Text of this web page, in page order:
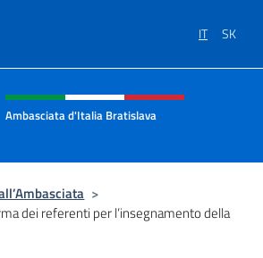
IT SK
social e menù
Ambasciata d'Italia Bratislava
>
dei referenti per l’insegnamento della